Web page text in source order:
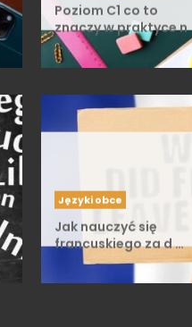
Poziom C1 co to
znaczy w praktyce n
…
Języki obce
Jak nauczyć się
francuskiego za d …